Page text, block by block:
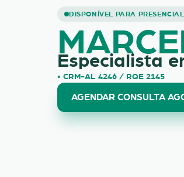
DISPONÍVEL PARA PRESENCIAL
Marcel
Especialista
• CRM-AL 4246 / RQE 2145
AGENDAR CONSULTA